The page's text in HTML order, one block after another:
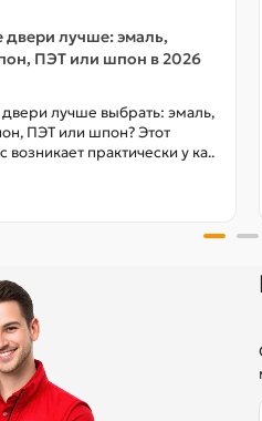
двери лучше: эмаль,
ПЭТ или шпон в 2026
лучше выбрать: эмаль,
ПЭТ или шпон? Этот
возникает практически у ка..